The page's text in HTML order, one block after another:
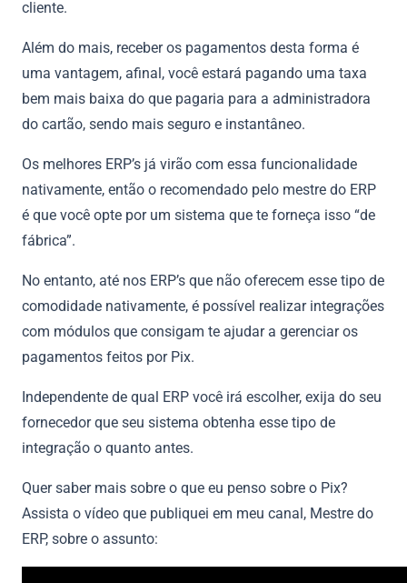
cliente.
Além do mais, receber os pagamentos desta forma é
uma vantagem, afinal, você estará pagando uma taxa
bem mais baixa do que pagaria para a administradora
do cartão, sendo mais seguro e instantâneo.
Os melhores ERP’s já virão com essa funcionalidade
nativamente, então o recomendado pelo mestre do ERP
é que você opte por um sistema que te forneça isso “de
fábrica”.
No entanto, até nos ERP’s que não oferecem esse tipo de
comodidade nativamente, é possível realizar integrações
com módulos que consigam te ajudar a gerenciar os
pagamentos feitos por Pix.
Independente de qual ERP você irá escolher, exija do seu
fornecedor que seu sistema obtenha esse tipo de
integração o quanto antes.
Quer saber mais sobre o que eu penso sobre o Pix?
Assista o vídeo que publiquei em meu canal, Mestre do
ERP, sobre o assunto: